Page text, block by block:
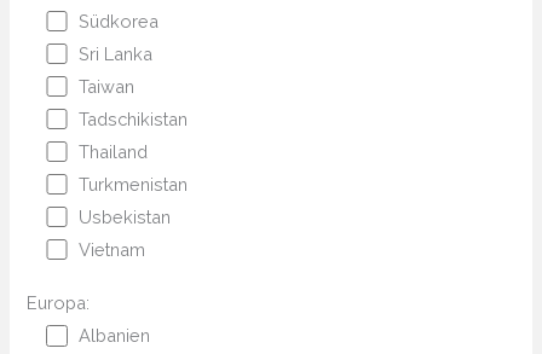
Südkorea
Sri Lanka
Taiwan
Tadschikistan
Thailand
Turkmenistan
Usbekistan
Vietnam
Europa:
Albanien